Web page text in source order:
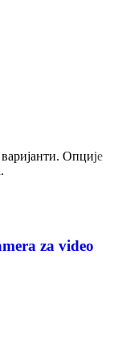
Опције
za video